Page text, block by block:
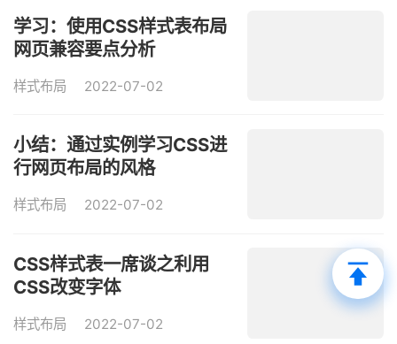
学习：使用CSS样式表布局
网页兼容要点分析
样式布局 2022-07-02
小结：通过实例学习CSS进
行网页布局的风格
样式布局 2022-07-02
CSS样式表一席谈之利用
CSS改变字体
样式布局 2022-07-02